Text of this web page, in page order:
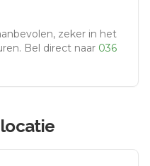
zeker in het
Bel direct naar 036